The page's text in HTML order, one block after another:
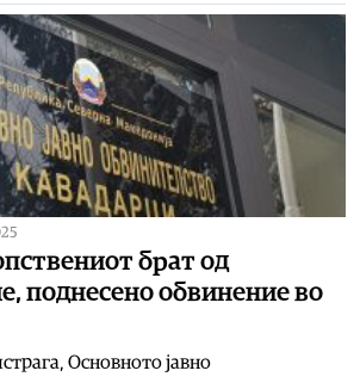
брат од
поднесено обвинение во
Основното јавно